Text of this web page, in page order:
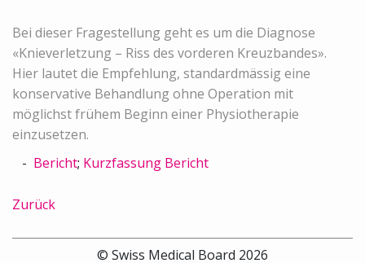
Bei dieser Fragestellung geht es um die Diagnose
«Knieverletzung – Riss des vorderen Kreuzbandes».
Hier lautet die Empfehlung, standardmässig eine
konservative Behandlung ohne Operation mit
möglichst frühem Beginn einer Physiotherapie
einzusetzen.
Bericht; Kurzfassung Bericht
Zurück
© Swiss Medical Board 2026